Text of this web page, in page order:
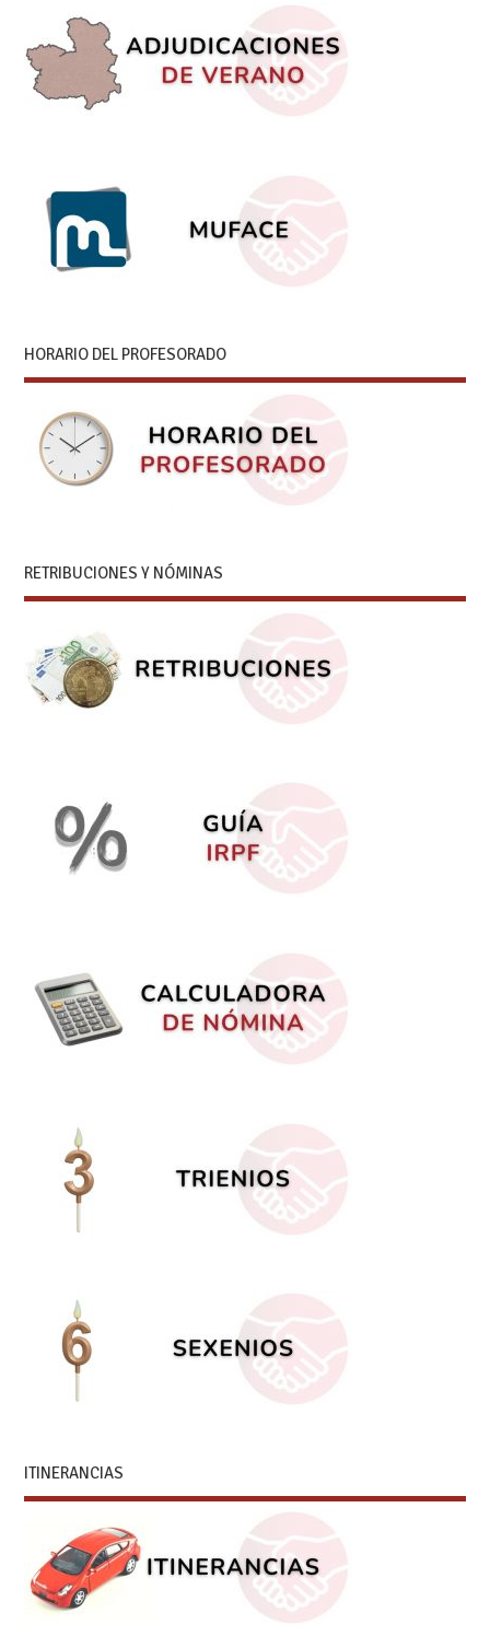
HORARIO DEL PROFESORADO
RETRIBUCIONES Y NÓMINAS
ITINERANCIAS